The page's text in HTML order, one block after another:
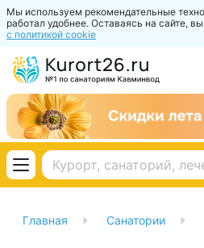
Мы используем рекомендательные
работал удобнее. Оставаясь на сайте,
с политикой cookie
Главная Санатории